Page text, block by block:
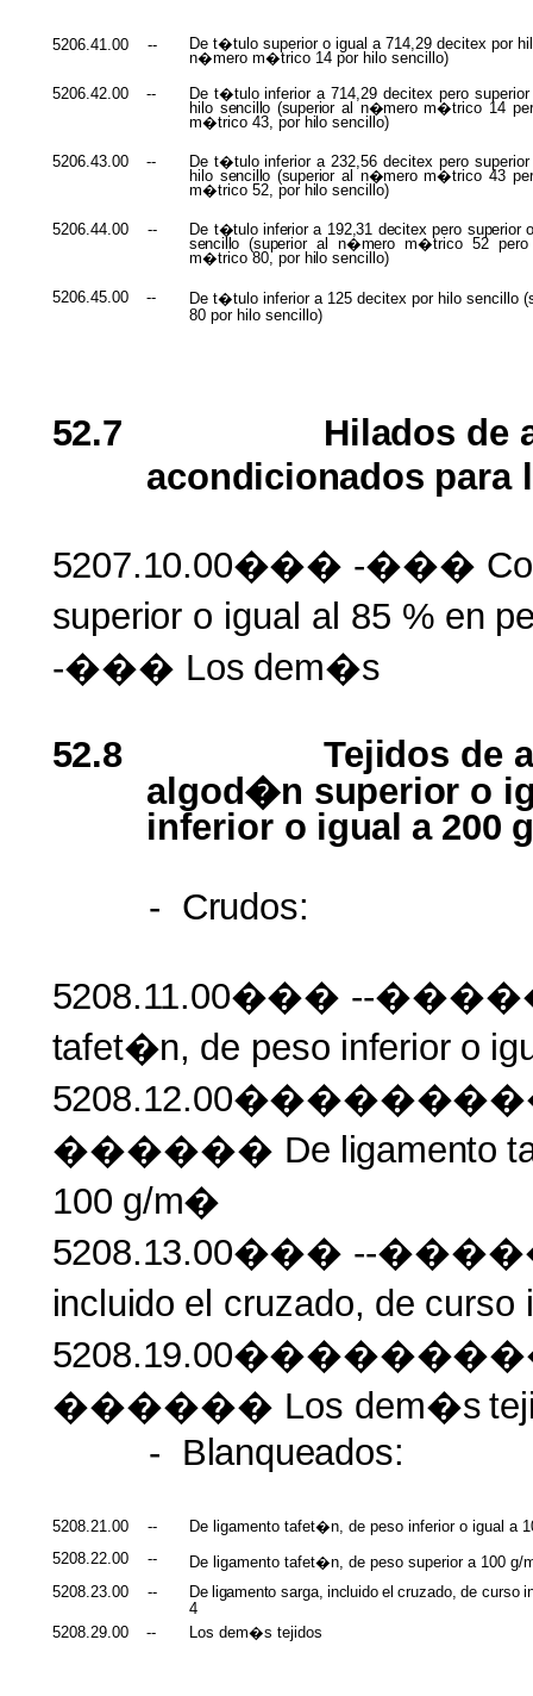
5206.41.00 --
De t�tulo superior o igual a 714,29 decitex por
n�mero m�trico 14 por hilo sencillo)
5206.42.00 --
De t�tulo inferior a 714,29 decitex pero
hilo sencillo (superior al n�merom�trico 14
m�trico 43, por hilo sencillo)
5206.43.00 --
De t�tulo inferior a 232,56 decitex pero
hilo sencillo (superior al n�merom�trico 43
m�trico 52, por hilo sencillo)
5206.44.00 -- De t�tulo inferiora 192,31 decitexpero superior
sencillo (superior al n�mero m�trico 52
m�trico 80, por hilo sencillo)
5206.45.00 --
De t�tulo inferior a 125 decitex por hilo sencillo
80 por hilo sencillo)
52.7 Hilados de
acondicionados para
5207.10.00��� -���
superior o igual al 85 % en
-��� Los dem�s
52.8 Tejidos de
algod�n superior o
inferior o igual a 200
- Crudos:
5208.11.00��� --
tafet�n, de peso inferior o
������ De ligamento
100 g/m�
5208.13.00��� --
incluido el cruzado, de curso
������ Los dem�s
- Blanqueados:
5208.21.00 --
De ligamento tafet�n, de peso inferior o igual a
5208.22.00
--
De ligamento tafet�n, de peso superior a 100 g/
5208.23.00
-- De ligamento sarga, incluido el cruzado, de curso
4
5208.29.00
-- Los dem�s tejidos